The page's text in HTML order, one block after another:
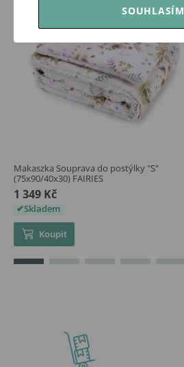
Makaszka Souprava do postýlky "S"
(75x90/40x30) FAIRIES
1 349 Kč
Skladem
Koupit
SOUHLASÍM